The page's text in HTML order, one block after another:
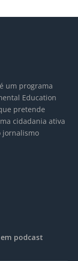
um programa
Education
pretende
cidadania ativa
jornalismo
podcast